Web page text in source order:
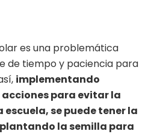
es una problemática
de tiempo y paciencia para
implementando
acciones para evitar la
se puede tener la
la semilla para